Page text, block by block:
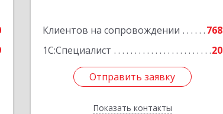
Клиентов на сопровождении
768
1С:Специалист
20
Отправить заявку
Показать контакты
Отправить заявку
Назад